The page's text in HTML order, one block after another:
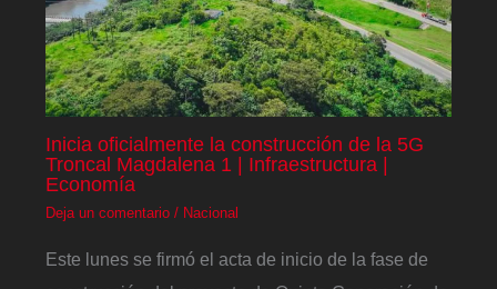
Inicia oficialmente la construcción de la 5G
Troncal Magdalena 1 | Infraestructura |
Economía
Deja un comentario / Nacional
Este lunes se firmó el acta de inicio de la fase de